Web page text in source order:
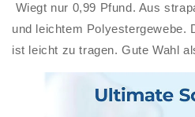
Wiegt nur 0,99 Pfund. Aus
und leichtem Polyestergewebe.
ist leicht zu tragen. Gute Wahl